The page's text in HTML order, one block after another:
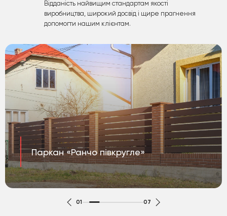
Відданість найвищим стандартам якості
виробництва, широкий досвід і щире прагнення
допомогти нашим клієнтам.
Паркан «Ранчо півкругле»
01 07